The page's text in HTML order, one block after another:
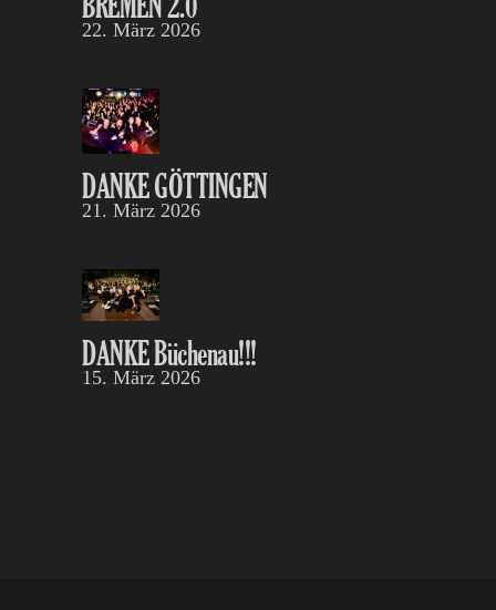
22. März 2026
DANKE GÖTTINGEN
21. März 2026
DANKE Büchenau!!!
15. März 2026